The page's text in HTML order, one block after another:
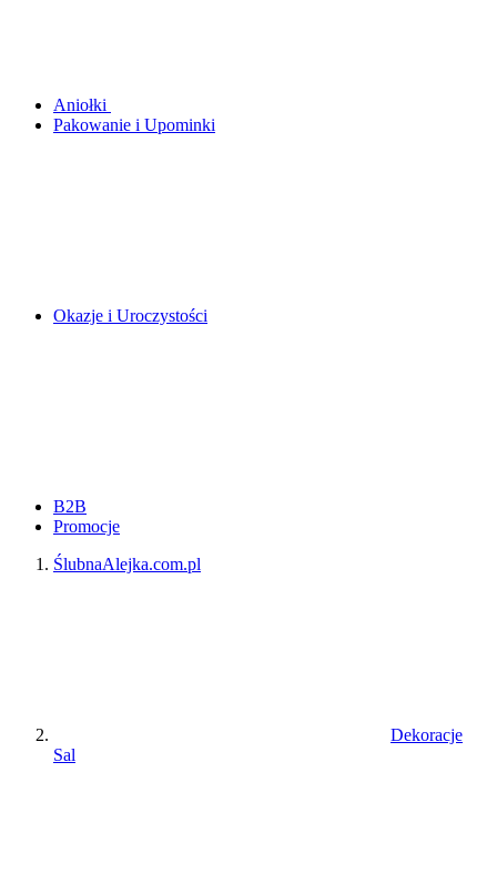
Aniołki
Pakowanie i Upominki
Okazje i Uroczystości
B2B
Promocje
ŚlubnaAlejka.com.pl
Dekoracje
Sal